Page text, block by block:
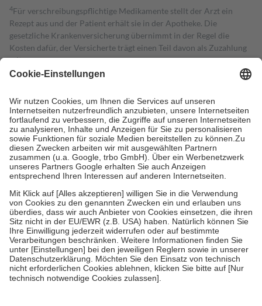
4Für verschreibungspflichtige Medikamente stellt der Arzt ein
Rezept aus und der Patient erhält sie in der Apotheke. Die
gesetzliche Krankenversicherung übernimmt in der Regel die
Kosten dafür, der Versicherte trägt einen Teil davon als Zuzahlung
mit.
Grundsätzlich leisten Mitglieder Zuzahlungen in Höhe von zehn
höchstens zehn Euro.
Es sind jedoch nie mehr als die tatsächlichen
Kosten der Leistung zu entrichten.
Diese Regeln gelten grundsätzlich auch für Online-Apotheken.
Bei Heilmitteln und häuslicher Krankenpflege beträgt die
Zuzahlung zehn Prozent der Kosten sowie zehn Euro je
Verordnung.
Um das Engagement der Versicherten für ihre eigene Gesundheit zu
stärken und die besondere Stellung der Familie zu unterstützen,
fallenkeine Zuzahlungenan bei:
• Kindern und Jugendlichen bis zum vollendeten 18. Lebensjahr
mit Ausnahme der Fahrkosten
• Untersuchungen zur Vorsorge und Früherkennung, die von der
GKV getragen werden
• empfohlenen Schutzimpfungen
• Harn- und Blutteststreifen